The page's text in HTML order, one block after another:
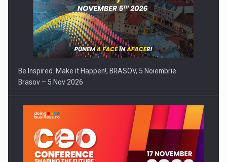
Be Inspired. Make it Happen!, BRASOV, 5 Noiembrie
Brasov – 5 Nov 2026